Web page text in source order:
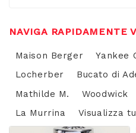
NAVIGA RAPIDAMENTE
Maison Berger Yankee
Locherber
Bucato di
Mathilde M.
Woodwick
La Murrina
Visualizza